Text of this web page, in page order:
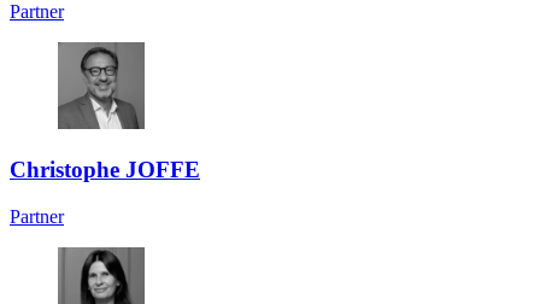
Partner
Christophe JOFFE
Partner